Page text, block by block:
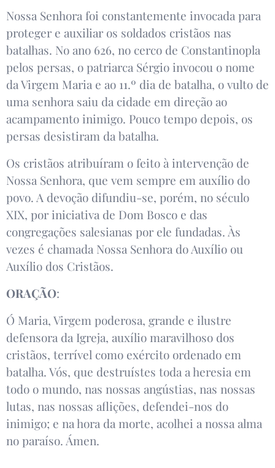
Nossa Senhora foi constantemente invocada para
proteger e auxiliar os soldados cristãos nas
batalhas. No ano 626, no cerco de Constantinopla
pelos persas, o patriarca Sérgio invocou o nome
da Virgem Maria e ao 11.º dia de batalha, o vulto de
uma senhora saiu da cidade em direção ao
acampamento inimigo. Pouco tempo depois, os
persas desistiram da batalha.
Os cristãos atribuíram o feito à intervenção de
Nossa Senhora, que vem sempre em auxílio do
povo. A devoção difundiu-se, porém, no século
XIX, por iniciativa de Dom Bosco e das
congregações salesianas por ele fundadas. Às
vezes é chamada Nossa Senhora do Auxílio ou
Auxílio dos Cristãos.
ORAÇÃO:
Ó Maria, Virgem poderosa, grande e ilustre
defensora da Igreja, auxílio maravilhoso dos
cristãos, terrível como exército ordenado em
batalha. Vós, que destruístes toda a heresia em
todo o mundo, nas nossas angústias, nas nossas
lutas, nas nossas aflições, defendei-nos do
inimigo; e na hora da morte, acolhei a nossa alma
no paraíso. Ámen.